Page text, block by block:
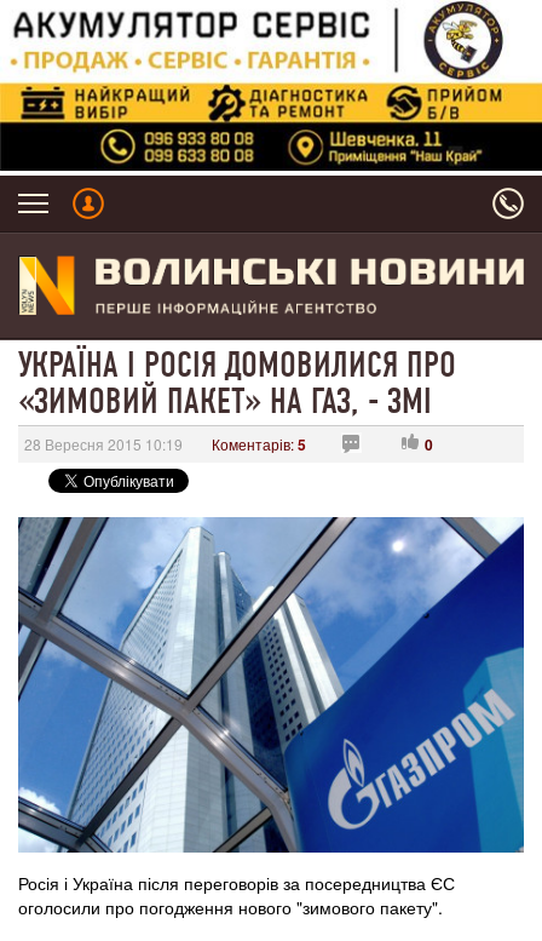
УКРАЇНА І РОСІЯ ДОМОВИЛИСЯ ПРО
«ЗИМОВИЙ ПАКЕТ» НА ГАЗ, - ЗМІ
28 Вересня 2015 10:19 Коментарів:5 0
Росія і Україна після переговорів за посередництва ЄС
оголосили про погодження нового "зимового пакету".